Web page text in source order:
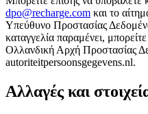
dpo@recharge.com και το
Υπεύθυνο Προστασίας
καταγγελία παραμένει,
Ολλανδική Αρχή Προστασίας
autoriteitpersoonsgegevens.nl.
Αλλαγές και